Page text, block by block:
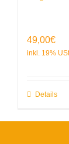
49,00€
Details